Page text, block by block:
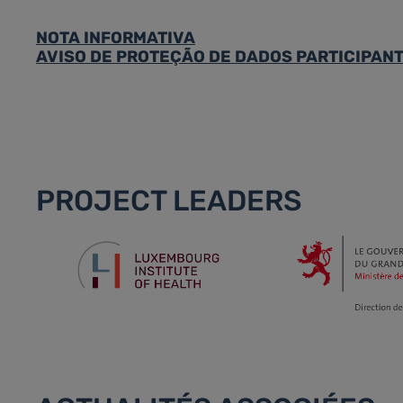
NOTA INFORMATIVA
AVISO DE PROTEÇÃO DE DADOS
PROJECT LEADERS